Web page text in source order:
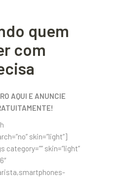
quem
com
AQUI E ANUNCIE
skin=”light”]
skin=”light”